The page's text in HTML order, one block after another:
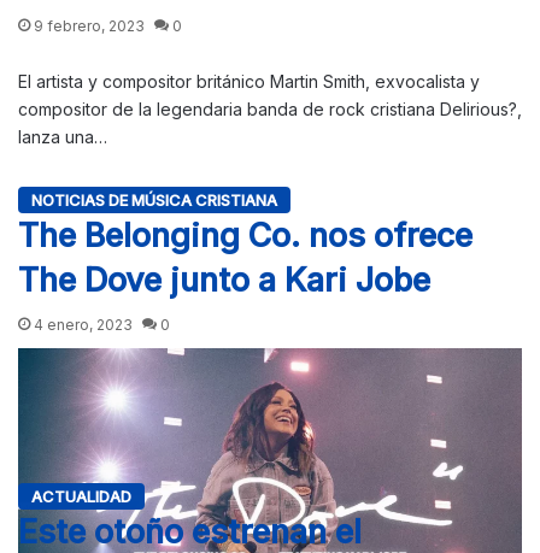
9 febrero, 2023 0
El artista y compositor británico Martin Smith, exvocalista y
compositor de la legendaria banda de rock cristiana Delirious?,
lanza una…
NOTICIAS DE MÚSICA CRISTIANA
The Belonging Co. nos ofrece
The Dove junto a Kari Jobe
4 enero, 2023 0
ACTUALIDAD
Este otoño estrenan el